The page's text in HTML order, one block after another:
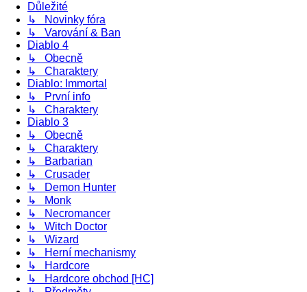
Důležité
↳ Novinky fóra
↳ Varování & Ban
Diablo 4
↳ Obecně
↳ Charaktery
Diablo: Immortal
↳ První info
↳ Charaktery
Diablo 3
↳ Obecně
↳ Charaktery
↳ Barbarian
↳ Crusader
↳ Demon Hunter
↳ Monk
↳ Necromancer
↳ Witch Doctor
↳ Wizard
↳ Herní mechanismy
↳ Hardcore
↳ Hardcore obchod [HC]